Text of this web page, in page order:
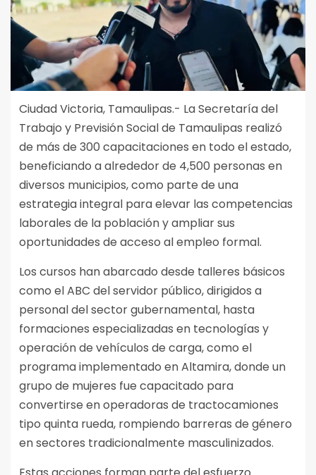
Ciudad Victoria, Tamaulipas.- La Secretaría del
Trabajo y Previsión Social de Tamaulipas realizó
de más de 300 capacitaciones en todo el estado,
beneficiando a alrededor de 4,500 personas en
diversos municipios, como parte de una
estrategia integral para elevar las competencias
laborales de la población y ampliar sus
oportunidades de acceso al empleo formal.
Los cursos han abarcado desde talleres básicos
como el ABC del servidor público, dirigidos a
personal del sector gubernamental, hasta
formaciones especializadas en tecnologías y
operación de vehículos de carga, como el
programa implementado en Altamira, donde un
grupo de mujeres fue capacitado para
convertirse en operadoras de tractocamiones
tipo quinta rueda, rompiendo barreras de género
en sectores tradicionalmente masculinizados.